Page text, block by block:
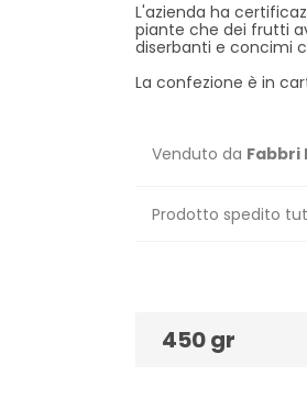
L'azienda ha
piante che dei frutti
diserbanti e concimi
La confezione è in
Venduto da Fabbri
Prodotto spedito
450 gr